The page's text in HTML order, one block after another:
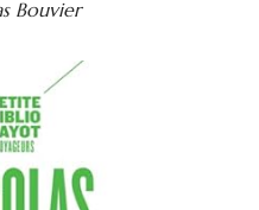
Bouvier